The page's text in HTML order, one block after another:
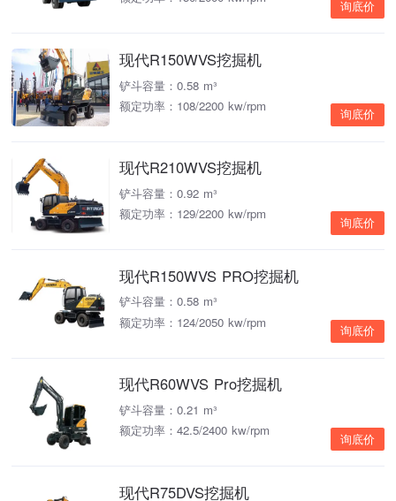
询底价
现代R150WVS挖掘机
铲斗容量：0.58 m³
额定功率：108/2200 kw/rpm
询底价
现代R210WVS挖掘机
铲斗容量：0.92 m³
额定功率：129/2200 kw/rpm
询底价
现代R150WVS PRO挖掘机
铲斗容量：0.58 m³
额定功率：124/2050 kw/rpm
询底价
现代R60WVS Pro挖掘机
铲斗容量：0.21 m³
额定功率：42.5/2400 kw/rpm
询底价
现代R75DVS挖掘机